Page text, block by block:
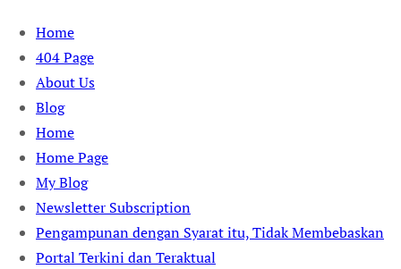
Skip
content
Home
404 Page
About Us
Blog
Home
Home Page
My Blog
Newsletter Subscription
Pengampunan dengan Syarat itu, Tidak Membebaskan
Portal Terkini dan Teraktual